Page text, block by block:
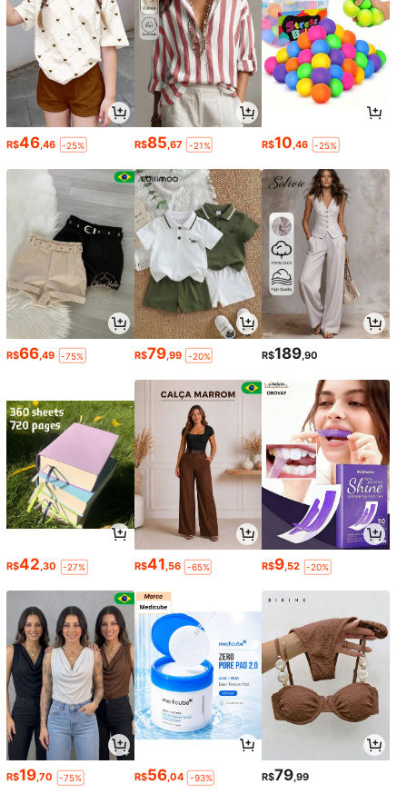
R$46 ,46 -25% R$85 ,67 -21% R$10 ,46 -25%
R$66,49 -75% R$79,99 -20% R$189,90
R$42,30 -27% R$41,56 -65% R$9,52 -20%
R$19,70 -75% R$56,04 -93% R$79,99